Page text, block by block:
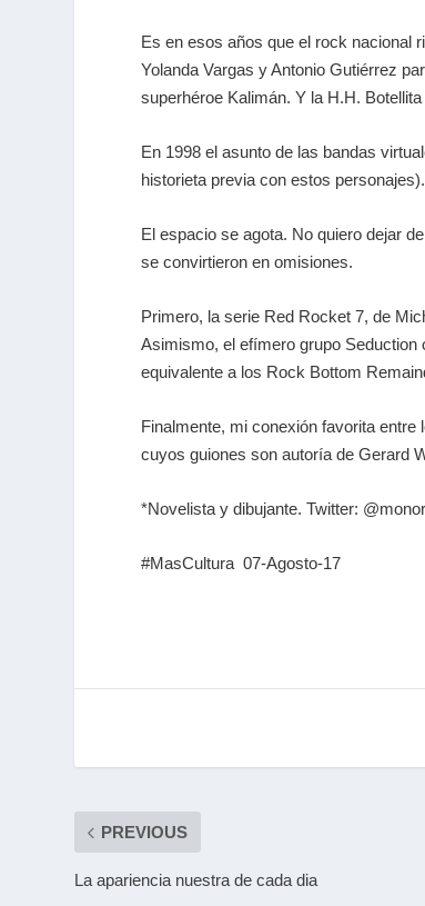
Es en esos años que el rock nacional
Yolanda Vargas y Antonio Gutiérrez
superhéroe Kalimán. Y la H.H.
En 1998 el asunto de las bandas
historieta previa con estos personajes).
El espacio se agota. No quiero dejar
se convirtieron en omisiones.
Primero, la serie Red Rocket 7, de
Asimismo, el efímero grupo
equivalente a los Rock Bottom
Finalmente, mi conexión favorita
cuyos guiones son autoría de Gerard
*Novelista y dibujante. Twitter:
#MasCultura 07-Agosto-17
PREVIOUS
La apariencia nuestra de cada dia